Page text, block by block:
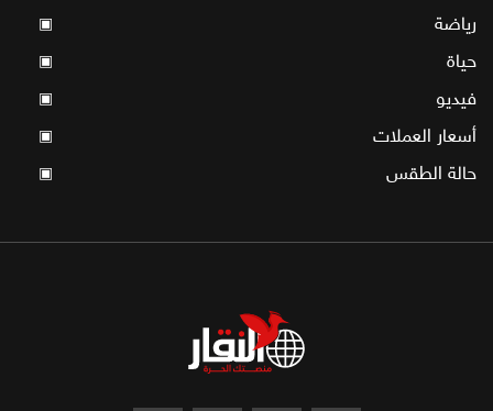
رياضة ▣
حياة ▣
فيديو ▣
أسعار العملات ▣
حالة الطقس ▣